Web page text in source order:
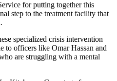
for putting together this
step to the treatment facility that
specialized crisis intervention
to officers like Omar Hassan and
are struggling with a mental